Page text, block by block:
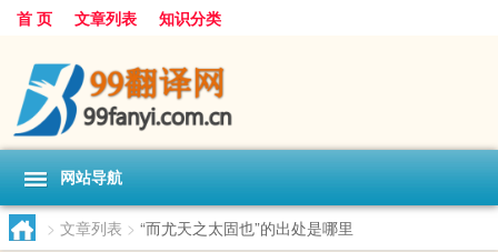
首 页 文章列表 知识分类
网站导航
> 文章列表 > “而尤天之太固也”的出处是哪里